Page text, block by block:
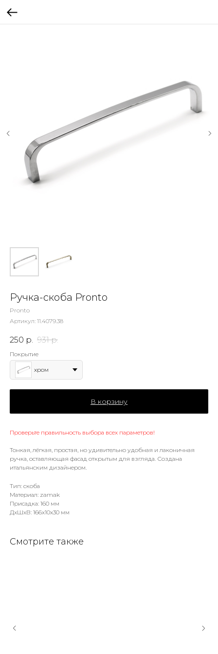
Ручка-скоба Pronto
Pronto
Артикул: 11.4079.38
250 р. 931 р.
Покрытие
хром
В корзину
Проверьте правильность выбора всех параметров!
Тонкая, лёгкая, простая, но удивительно удобная и лаконичная
ручка, оставляющая фасад открытым для взгляда. Создана
итальянским дизайнером.
Тип: скоба
Материал: zamak
Присадка: 160 мм
ДxШxВ: 166x10x30 мм
Смотрите также